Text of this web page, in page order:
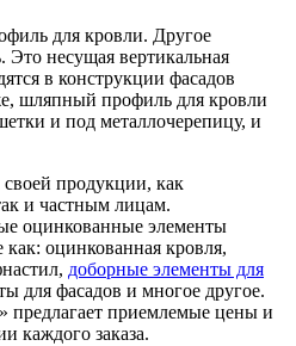
для кровли. Другое
несущая вертикальная
в конструкции фасадов
шляпный профиль для кровли
и под металлочерепицу, и
продукции, как
и частным лицам.
оцинкованные элементы
как: оцинкованная кровля,
доборные элементы для
для фасадов и многое другое.
приемлемые цены и
каждого заказа.